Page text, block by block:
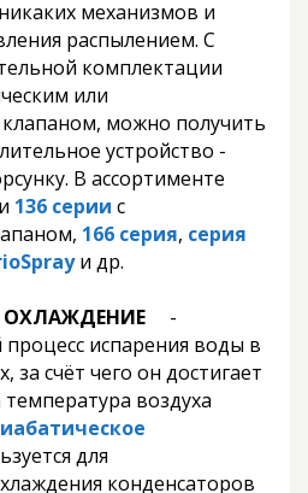
механизмов и
распылением. С
комплектации
или
можно получить
устройство -
В ассортименте
136 серии с
166 серия, серия
и др.
ОХЛАЖДЕНИЕ -
процесс испарения воды в
счёт чего он достигает
воздуха
для
конденсаторов